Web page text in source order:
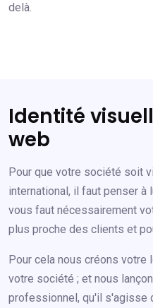
delà.
Identité
web
Pour que votre société soit
international, il faut penser à
vous faut nécessairement
plus proche des clients et
Pour cela nous créons votre
votre société ; et nous
professionnel, qu'il s'agisse